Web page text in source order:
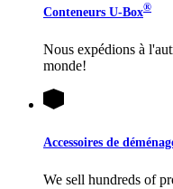
Conteneurs U-Box®
Nous expédions à
monde!
Accessoires de
We sell hundreds of